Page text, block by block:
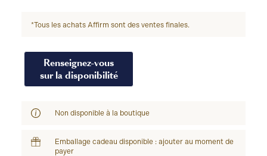
*Tous les achats Affirm sont des ventes finales.
Renseignez-vous
sur la disponibilité
Non disponible à la boutique
Emballage cadeau disponible : ajouter au moment de
payer